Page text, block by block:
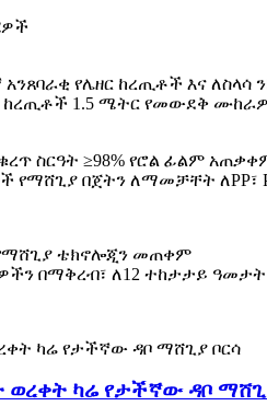
አንጸባራቂ የሌዘር ከረጢቶች እና
ከረጢቶች 1.5 ሜትር የመውደቅ
ስርዓት ≥98% የሮል ፊልም
የማሸጊያ በጀትን ለማመቻቸት ለPP፣
ቴክኖሎጂን መጠቀም
በማቅረብ፣ ለ12 ተከታታይ
ካሬ የታችኛው ዳቦ